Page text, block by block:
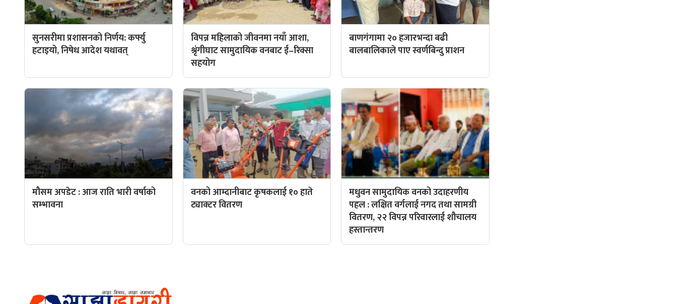
सुनसरीमा प्रशासनको निर्णय: कर्फ्यु
हटाइयो, निषेध आदेश यथावत्
विपन्न महिलाको जीवनमा नयाँ आशा,
श्रृंगीघाट सामुदायिक वनबाट ई–रिक्सा
सहयोग
बाणगंगामा २० हजारभन्दा बढी
बालबालिकाले पाए स्वर्णबिन्दु प्राशन
मौसम अपडेट : आज राति भारी वर्षाको
सम्भावना
वनको आम्दानीबाट कृषकलाई १० हाते
ट्याक्टर वितरण
मधुवन सामुदायिक वनको उदाहरणीय
पहल : लक्षित वर्गलाई नगद तथा सामग्री
वितरण, २२ विपन्न परिवारलाई शौचालय
हस्तान्तरण